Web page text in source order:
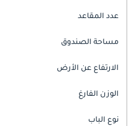
عدد المقاعد
مساحة الصندوق
الارتفاع عن الأرض
الوزن الفارغ
نوع الباب